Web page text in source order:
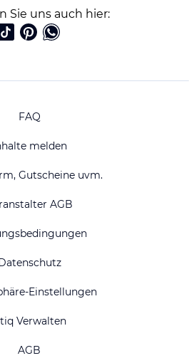
Sie uns auch hier:
FAQ
melden
Gutscheine uvm.
AGB
Einstellungen
Verwalten
AGB